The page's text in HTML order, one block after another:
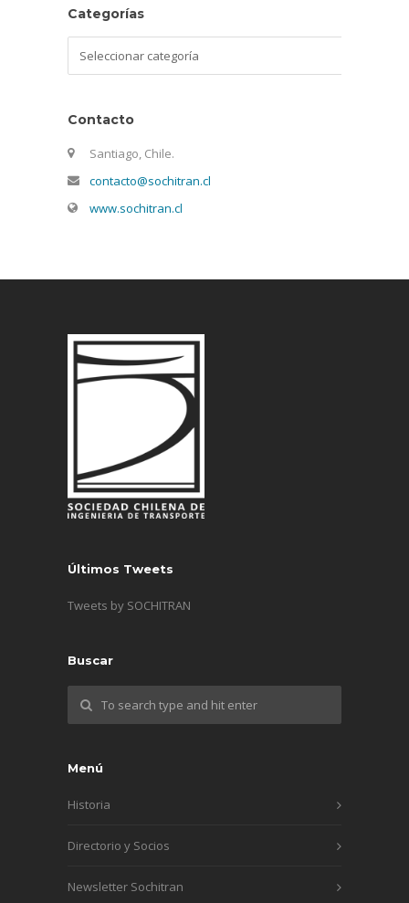
Categorías
Contacto
Santiago, Chile.
contacto@sochitran.cl
www.sochitran.cl
Últimos Tweets
Tweets by SOCHITRAN
Buscar
Menú
Historia
Directorio y Socios
Newsletter Sochitran